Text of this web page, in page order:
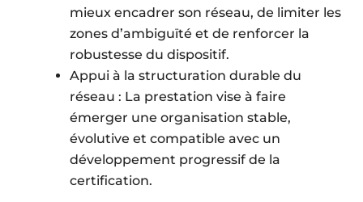
mieux encadrer son réseau, de limiter les
zones d’ambiguïté et de renforcer la
robustesse du dispositif.
Appui à la structuration durable du
réseau : La prestation vise à faire
émerger une organisation stable,
évolutive et compatible avec un
développement progressif de la
certification.